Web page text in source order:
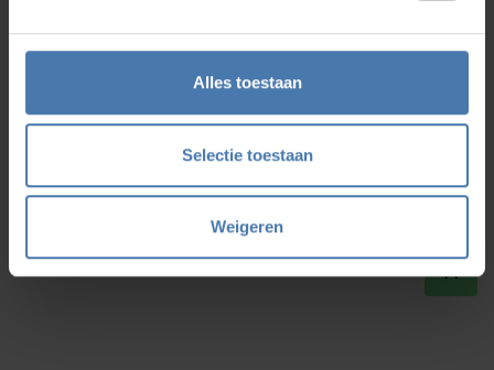
Alles toestaan
Selectie toestaan
Weigeren
Wellicht ben je ook geïnteresseerd in
_Spectra GL622N set compleet
3.050,00